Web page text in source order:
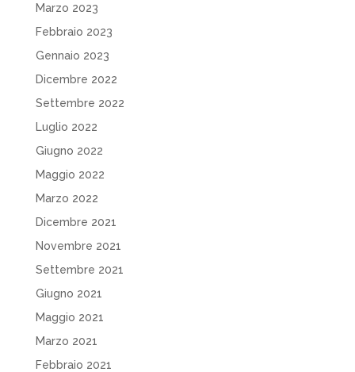
Marzo 2023
Febbraio 2023
Gennaio 2023
Dicembre 2022
Settembre 2022
Luglio 2022
Giugno 2022
Maggio 2022
Marzo 2022
Dicembre 2021
Novembre 2021
Settembre 2021
Giugno 2021
Maggio 2021
Marzo 2021
Febbraio 2021